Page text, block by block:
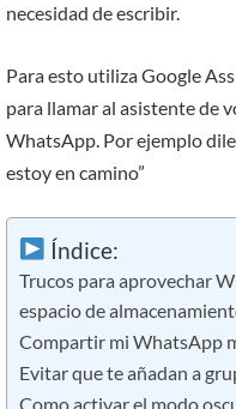
necesidad de escribir.
Para esto utiliza Google
para llamar al asistente de
WhatsApp. Por ejemplo
estoy en camino”
Índice:
Trucos para aprovechar
espacio de
Compartir mi WhatsApp
Evitar que te añadan a
Como activar el modo